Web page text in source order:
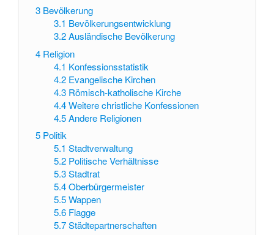
3 Bevölkerung
3.1 Bevölkerungsentwicklung
3.2 Ausländische Bevölkerung
4 Religion
4.1 Konfessionsstatistik
4.2 Evangelische Kirchen
4.3 Römisch-katholische Kirche
4.4 Weitere christliche Konfessionen
4.5 Andere Religionen
5 Politik
5.1 Stadtverwaltung
5.2 Politische Verhältnisse
5.3 Stadtrat
5.4 Oberbürgermeister
5.5 Wappen
5.6 Flagge
5.7 Städtepartnerschaften